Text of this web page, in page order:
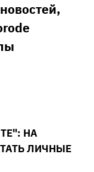
НА
ЛИЧНЫЕ